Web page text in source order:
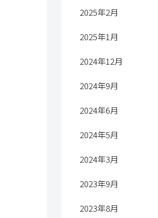
2025年2月
2025年1月
2024年12月
2024年9月
2024年6月
2024年5月
2024年3月
2023年9月
2023年8月